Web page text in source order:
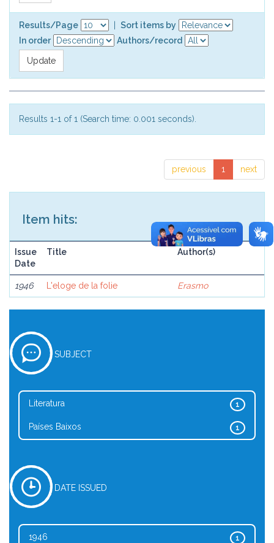
Results/Page
Sort items by
In order
Authors/record
Results 1-1 of 1 (Search time: 0.001 seconds).
previous 1 next
Item hits:
Issue
Date
Title Author(s)
1946 L'eloge de la folie Erasmo
SUBJECT
1
Literatura
1
Países Baixos
DATE ISSUED
1
1946